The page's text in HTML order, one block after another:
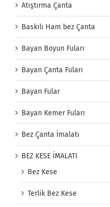
Atıştırma Çanta
Baskılı Ham bez Çanta
Bayan Boyun Fuları
Bayan Çanta Fuları
Bayan Fular
Bayan Kemer Fuları
Bez Çanta İmalatı
BEZ KESE İMALATI
Bez Kese
Terlik Bez Kese